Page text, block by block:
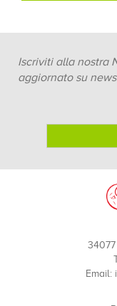
Iscriviti alla nostra
aggiornato su
Email: